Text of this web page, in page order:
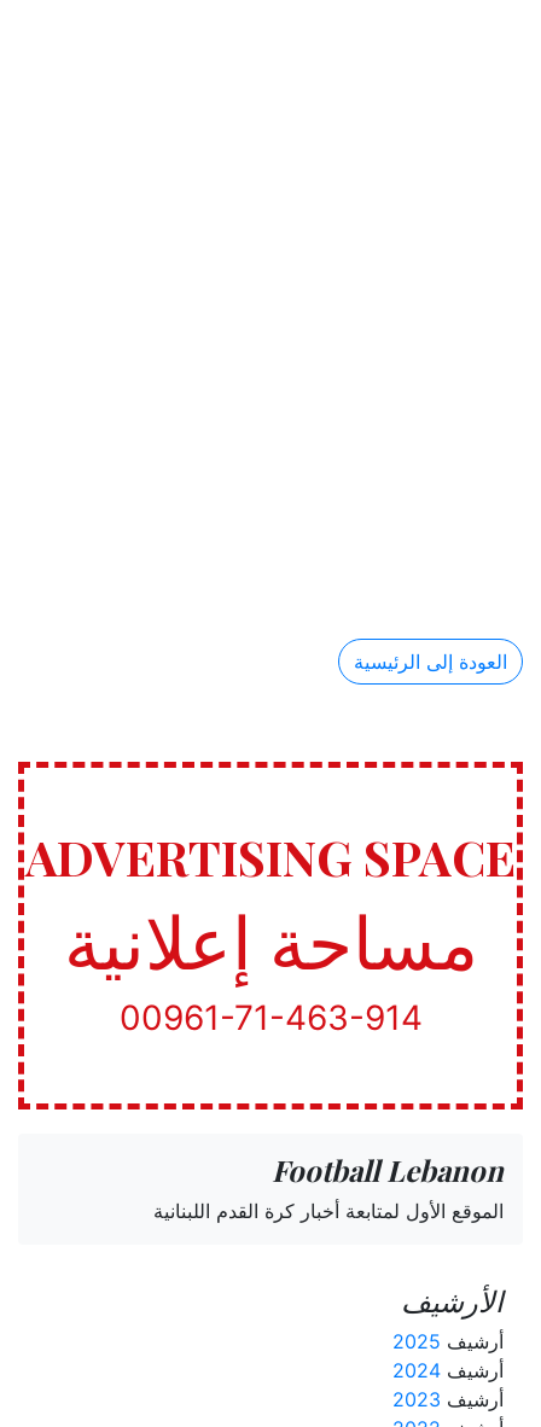
العودة إلى الرئيسية
ADVERTISING SPACE
مساحة إعلانية
00961-71-463-914
Football Lebanon
الموقع الأول لمتابعة أخبار كرة القدم اللبنانية
الأرشيف
أرشيف 2025
أرشيف 2024
أرشيف 2023